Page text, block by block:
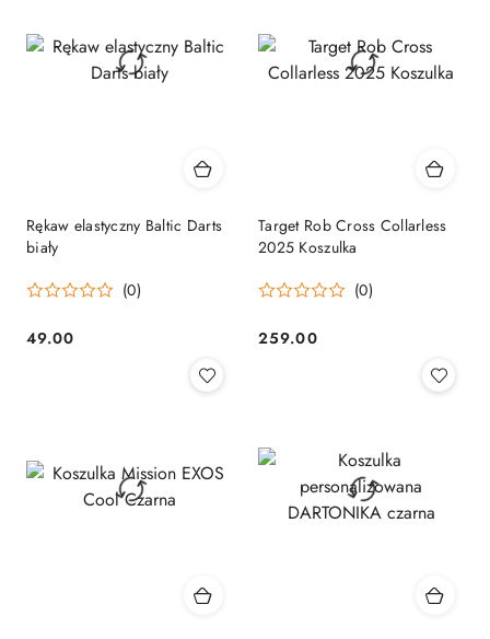
Rękaw elastyczny Baltic Darts
biały
(0)
Cena:
49.00
Target Rob Cross Collarless
2025 Koszulka
(0)
Cena:
259.00